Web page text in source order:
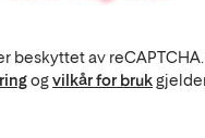
beskyttet av
ogvilkår for bruk